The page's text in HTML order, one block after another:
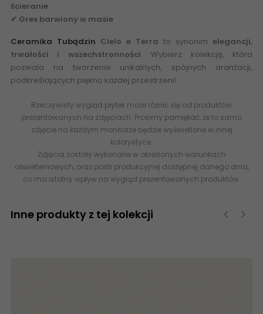
ścieranie
✔ Gres barwiony w masie
Ceramika Tubądzin Cielo e Terra to synonim elegancji,
trwałości i wszechstronności. Wybierz kolekcję, która
pozwala na tworzenie unikalnych, spójnych aranżacji,
podkreślających piękno każdej przestrzeni!
Rzeczywisty wygląd płytek może różnić się od produktów
prezentowanych na zdjęciach. Prosimy pamiętać, że to samo
zdjęcie na każdym monitorze będzie wyświetlone w innej
kolorystyce.
Zdjęcia zostały wykonane w określonych warunkach
oświetleniowych, oraz partii produkcyjnej dostępnej danego dnia,
co ma istotny wpływ na wygląd prezentowanych produktów.
Inne produkty z tej kolekcji